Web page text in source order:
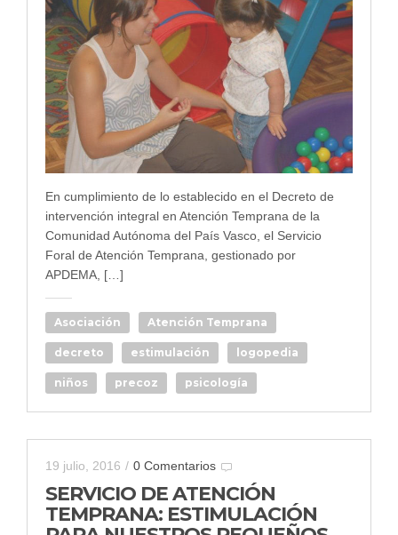
En cumplimiento de lo establecido en el Decreto de
intervención integral en Atención Temprana de la
Comu­nidad Autónoma del País Vasco, el Servicio
Foral de Atención Temprana, gestionado por
APDEMA, […]
Asociación Atención Temprana
decreto estimulación logopedia
niños precoz psicología
19 julio, 2016 / 0 Comentarios
SERVICIO DE ATENCIÓN
TEMPRANA: ESTIMULACIÓN